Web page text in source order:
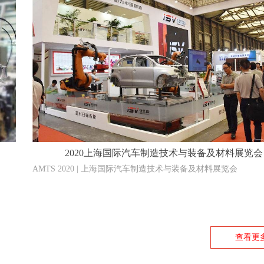
2020上海国际汽车制造技术与装备及材料展览会
AMTS 2020 | 上海国际汽车制造技术与装备及材料展览会
查看更